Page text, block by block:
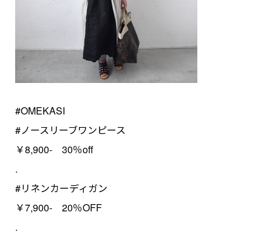
#OMEKASI
#ノースリーブワンピース
￥8,900- 30％off
.
#リネンカーディガン
￥7,900- 20％OFF
.